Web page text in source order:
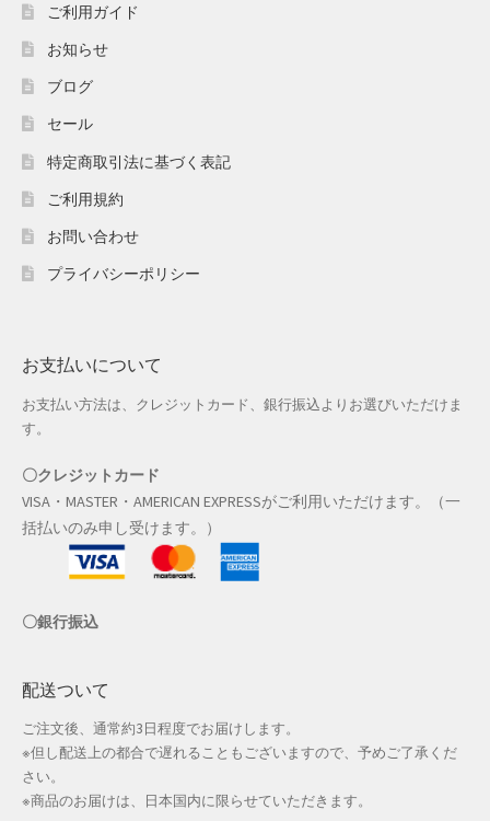
配送状況の確認2
ご利用ガイド
お知らせ
ブログ
セール
特定商取引法に基づく表記
ご利用規約
お問い合わせ
プライバシーポリシー
お支払いについて
お支払い方法は、クレジットカード、銀行振込よりお選びいただけま
す。
〇クレジットカード
VISA・MASTER・AMERICAN EXPRESSがご利用いただけます。（一
括払いのみ申し受けます。）
〇銀行振込
配送ついて
ご注文後、通常約3日程度でお届けします。
※但し配送上の都合で遅れることもございますので、予めご了承くだ
さい。
※商品のお届けは、日本国内に限らせていただきます。